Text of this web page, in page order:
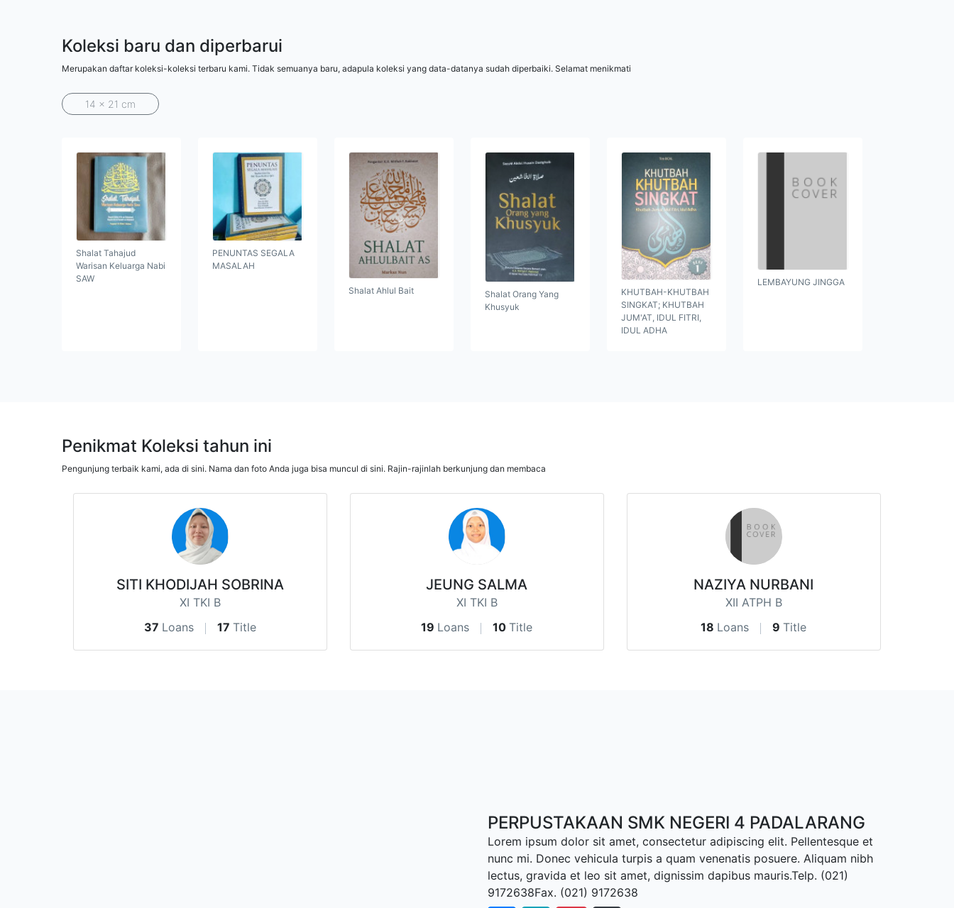
Koleksi baru dan diperbarui
Merupakan daftar koleksi-koleksi terbaru kami. Tidak semuanya baru, adapula koleksi yang data-datanya sudah diperbaiki. Selamat menikmati
14 x 21 cm
Shalat Tahajud
Warisan Keluarga Nabi
SAW
PENUNTAS SEGALA
MASALAH
Shalat Ahlul Bait
Shalat Orang Yang
Khusyuk
KHUTBAH-KHUTBAH
SINGKAT; KHUTBAH
JUM'AT, IDUL FITRI,
IDUL ADHA
LEMBAYUNG JINGGA
Penikmat Koleksi tahun ini
Pengunjung terbaik kami, ada di sini. Nama dan foto Anda juga bisa muncul di sini. Rajin-rajinlah berkunjung dan membaca
SITI KHODIJAH SOBRINA
XI TKI B
37 Loans 17 Title
JEUNG SALMA
XI TKI B
19 Loans 10 Title
NAZIYA NURBANI
XII ATPH B
18 Loans 9 Title
PERPUSTAKAAN SMK NEGERI 4 PADALARANG
Lorem ipsum dolor sit amet, consectetur adipiscing elit. Pellentesque et
nunc mi. Donec vehicula turpis a quam venenatis posuere. Aliquam nibh
lectus, gravida et leo sit amet, dignissim dapibus mauris.Telp. (021)
9172638Fax. (021) 9172638